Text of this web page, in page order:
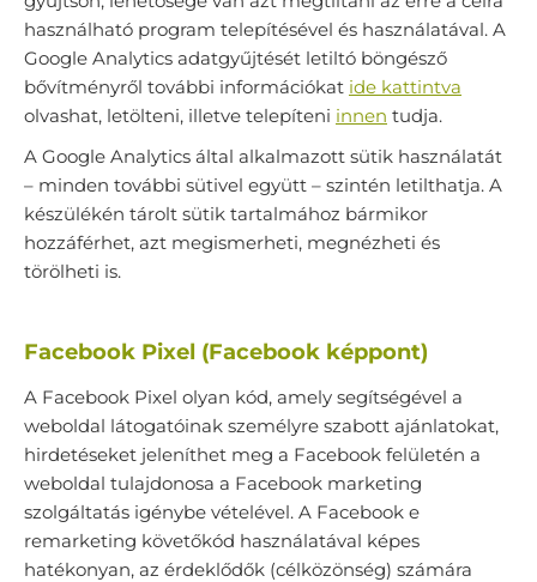
használható program telepítésével és használatával. A
Google Analytics adatgyűjtését letiltó böngésző
bővítményről további információkat ide kattintva
olvashat, letölteni, illetve telepíteni innen tudja.
A Google Analytics által alkalmazott sütik használatát
– minden további sütivel együtt – szintén letilthatja. A
készülékén tárolt sütik tartalmához bármikor
hozzáférhet, azt megismerheti, megnézheti és
törölheti is.
Facebook Pixel (Facebook képpont)
A Facebook Pixel olyan kód, amely segítségével a
weboldal látogatóinak személyre szabott ajánlatokat,
hirdetéseket jeleníthet meg a Facebook felületén a
weboldal tulajdonosa a Facebook marketing
szolgáltatás igénybe vételével. A Facebook e
remarketing követőkód használatával képes
hatékonyan, az érdeklődők (célközönség) számára